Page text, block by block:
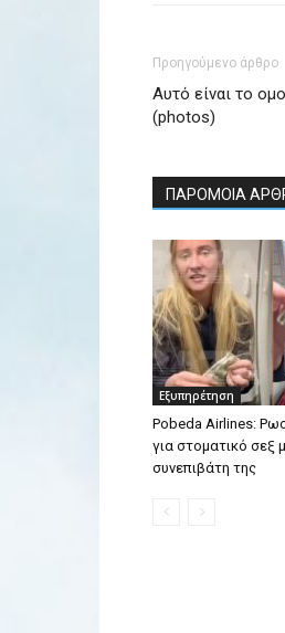
Προηγούμενο άρθρο
Αυτό είναι το
(photos)
ΠΑΡΟΜΟΙΑ
Εξυπηρέτηση
Pobeda Airlines:
για στοματικό σεξ
συνεπιβάτη της